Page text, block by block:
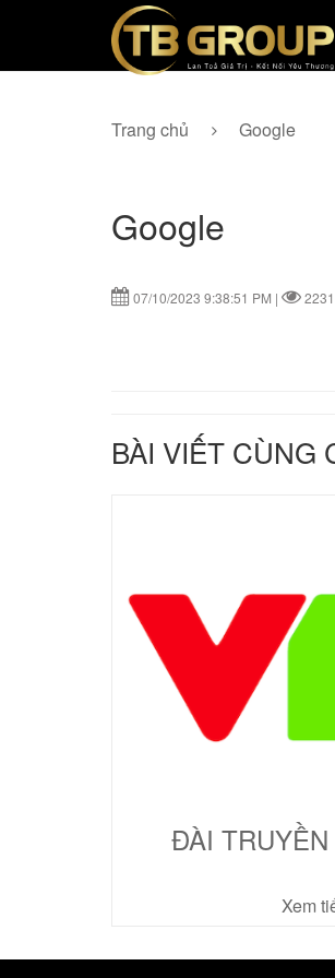
Trang chủ Google
Google
07/10/2023 9:38:51 PM | 2231
BÀI VIẾT CÙNG
ĐÀI
Xem